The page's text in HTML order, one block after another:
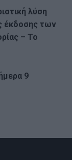
λύση
έκδοσης των
– Το
9